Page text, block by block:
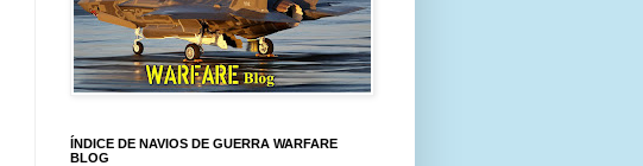
ÍNDICE DE NAVIOS DE GUERRA WARFARE
BLOG